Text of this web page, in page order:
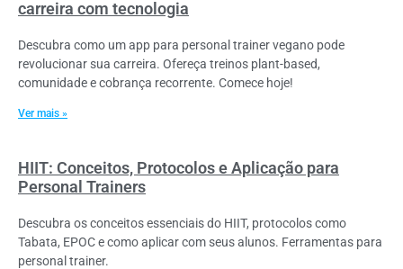
carreira com tecnologia
Descubra como um app para personal trainer vegano pode
revolucionar sua carreira. Ofereça treinos plant-based,
comunidade e cobrança recorrente. Comece hoje!
Ver mais »
HIIT: Conceitos, Protocolos e Aplicação para
Personal Trainers
Descubra os conceitos essenciais do HIIT, protocolos como
Tabata, EPOC e como aplicar com seus alunos. Ferramentas para
personal trainer.